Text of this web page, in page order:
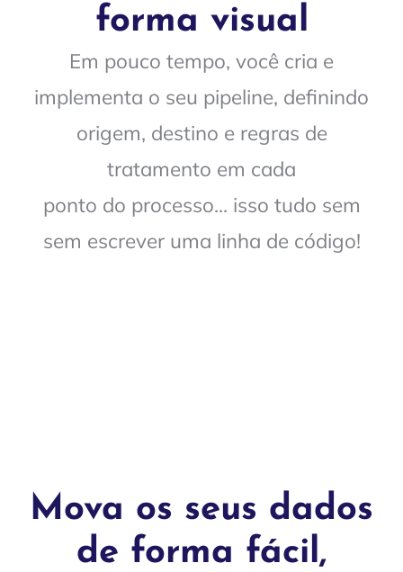
forma visual
Em pouco tempo, você cria e
implementa o seu pipeline, definindo
origem, destino e regras de
tratamento em cada
ponto do processo... isso tudo sem
sem escrever uma linha de código!
Mova os seus dados
de forma fácil,